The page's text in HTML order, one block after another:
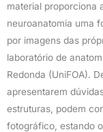
material proporciona
neuroanatomia uma
por imagens das
laboratório de
Redonda (UniFOA).
apresentarem
estruturas, podem
fotográfico, estando